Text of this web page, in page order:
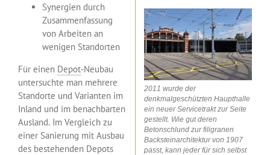
Synergien durch
Zusammenfassung
von Arbeiten an
wenigen Standorten
Für einen Depot-Neubau
untersuchte man mehrere
Standorte und Varianten im
Inland und im benachbarten
Ausland. Im Vergleich zu
einer Sanierung mit Ausbau
des bestehenden Depots
2011 wurde der
denkmalgeschützten Haupthalle
ein neuer Servicetrakt zur Seite
gestellt. Wie gut deren
Betonschlund zur filigranen
Backsteinarchitektur von 1907
passt, kann jeder für sich selbst